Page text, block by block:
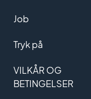
Job
Tryk på
VILKÅR OG
BETINGELSER